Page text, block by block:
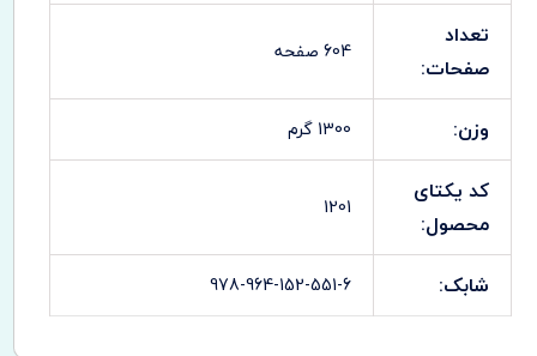
تعداد
صفحات:
604 صفحه
وزن: 1300 گرم
کد یکتای
محصول:
1201
شابک: 978-964-152-551-6